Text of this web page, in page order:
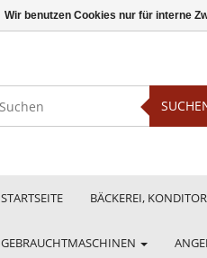
STARTSEITE BÄCKEREI,
GEBRAUCHTMASCHINEN
Wir benutzen Cookies nur für interne